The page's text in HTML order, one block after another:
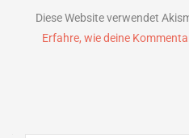
Diese Website verwendet
Erfahre, wie deine